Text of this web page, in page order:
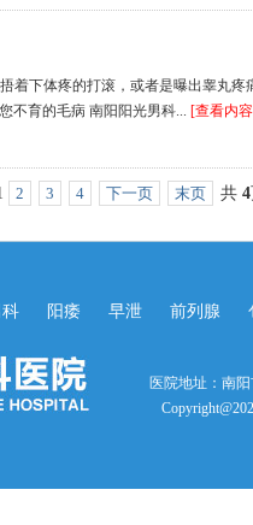
着下体疼的打滚，或者是曝出睾丸
不育的毛病 南阳阳光男科... [查看内
2 3 4 下一页 末页 共 4
阳痿 早泄 前列腺
医院地址：南